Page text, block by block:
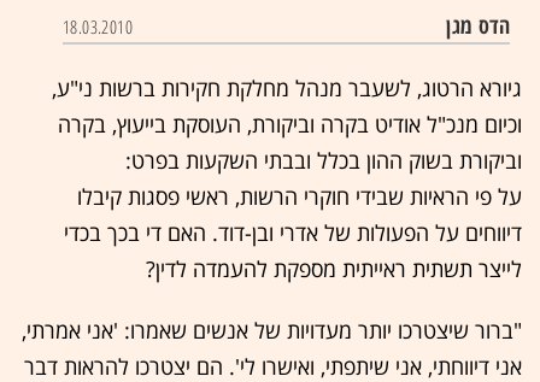
הדס מגן 18.03.2010
גיורא הרטוג, לשעבר מנהל מחלקת חקירות ברשות ני"ע,
וכיום מנכ"ל אודיט בקרה וביקורת, העוסקת בייעוץ, בקרה
וביקורת בשוק ההון בכלל ובבתי השקעות בפרט:
על פי הראיות שבידי חוקרי הרשות, ראשי פסגות קיבלו
דיווחים על הפעולות של אדרי ובן-דוד. האם די בכך בכדי
לייצר תשתית ראייתית מספקת להעמדה לדין?
"ברור שיצטרכו יותר מעדויות של אנשים שאמרו: 'אני אמרתי,
אני דיווחתי, אני שיתפתי, ואישרו לי'. הם יצטרכו להראות דבר